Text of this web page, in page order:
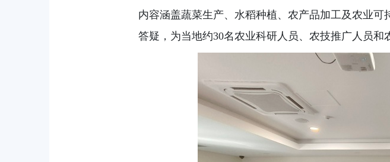
内容涵盖蔬菜生产、水稻种植、农产品加工及农业
答疑，为当地约30名农业科研人员、农技推广人员和